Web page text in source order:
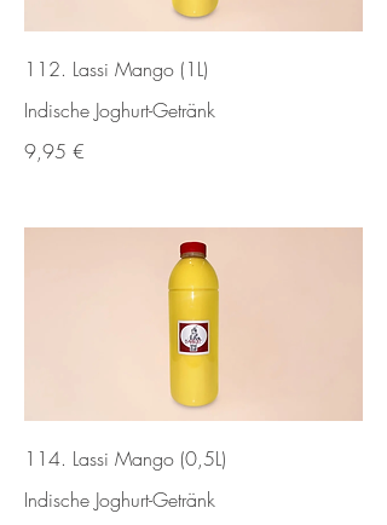
112. Lassi Mango (1L)
Indische Joghurt-Getränk
9,95 €
114. Lassi Mango (0,5L)
Indische Joghurt-Getränk